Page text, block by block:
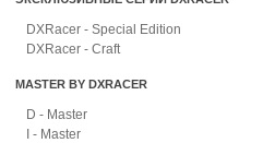
DXRacer - Special Edition
DXRacer - Craft
MASTER BY DXRACER
D - Master
I - Master